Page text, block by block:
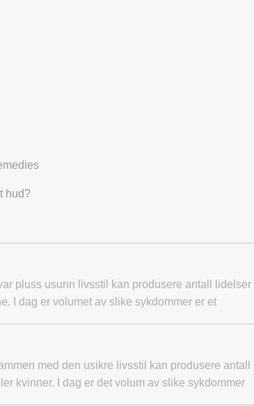
hud?
pluss usunn livsstil kan produsere antall lidelser
I dag er volumet av slike sykdommer er et
med den usikre livsstil kan produsere antall
kvinner. I dag er det volum av slike sykdommer